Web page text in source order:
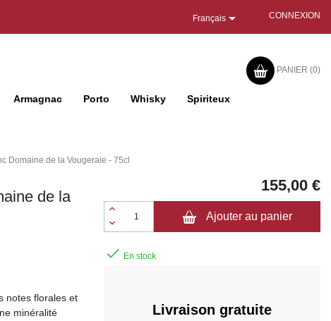
Français CONNEXION
PANIER (0)
Armagnac Porto Whisky Spiriteux
Domaine de la Vougeraie - 75cl
de la
notes florales et
minéralité
155,00 €
Ajouter au panier
 En stock
Livraison gratuite